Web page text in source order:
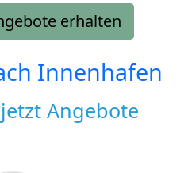
erhalten
Innenhafen
Angebote